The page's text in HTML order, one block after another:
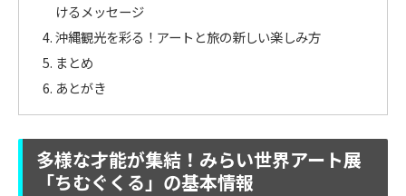
けるメッセージ
沖縄観光を彩る！アートと旅の新しい楽しみ方
まとめ
あとがき
多様な才能が集結！みらい世界アート展
「ちむぐくる」の基本情報